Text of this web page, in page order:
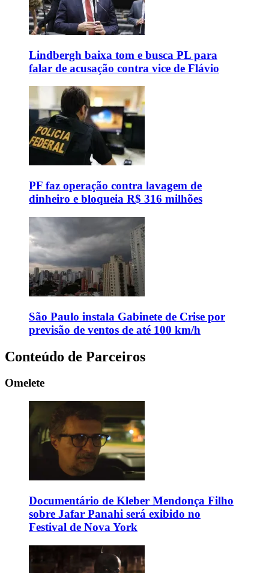
Lindbergh baixa tom e busca PL para
falar de acusação contra vice de Flávio
PF faz operação contra lavagem de
dinheiro e bloqueia R$ 316 milhões
São Paulo instala Gabinete de Crise por
previsão de ventos de até 100 km/h
Conteúdo de Parceiros
Omelete
Documentário de Kleber Mendonça Filho
sobre Jafar Panahi será exibido no
Festival de Nova York